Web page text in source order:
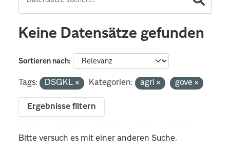
Keine Datensätze gefunden
Sortieren nach
Tags: DSGKL Kategorien: agri gove
Ergebnisse filtern
Bitte versuch es mit einer anderen Suche.